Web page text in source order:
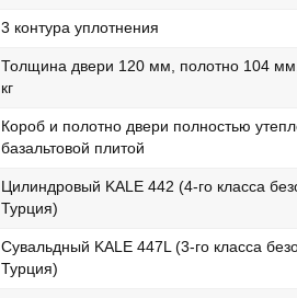
3 контура уплотнения
Толщина двери 120 мм, полотно 104
кг
Короб и полотно двери полностью
базальтовой плитой
Цилиндровый KALE 442 (4-го класса
Турция)
Сувальдный KALE 447L (3-го класса
Турция)